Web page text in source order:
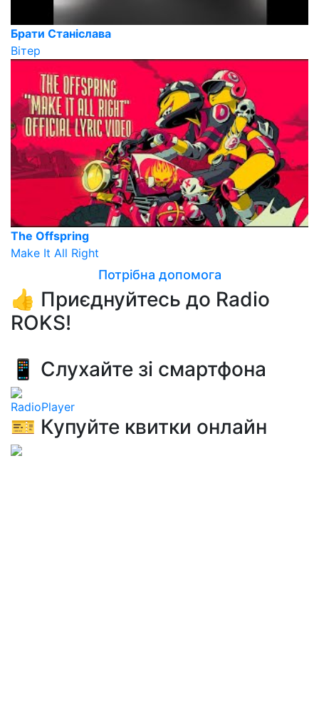
Брати Станіслава
Вітер
The Offspring
Make It All Right
Потрібна допомога
👍 Приєднуйтесь до Radio
ROKS!
📱 Слухайте зі смартфона
RadioPlayer
🎫 Купуйте квитки онлайн